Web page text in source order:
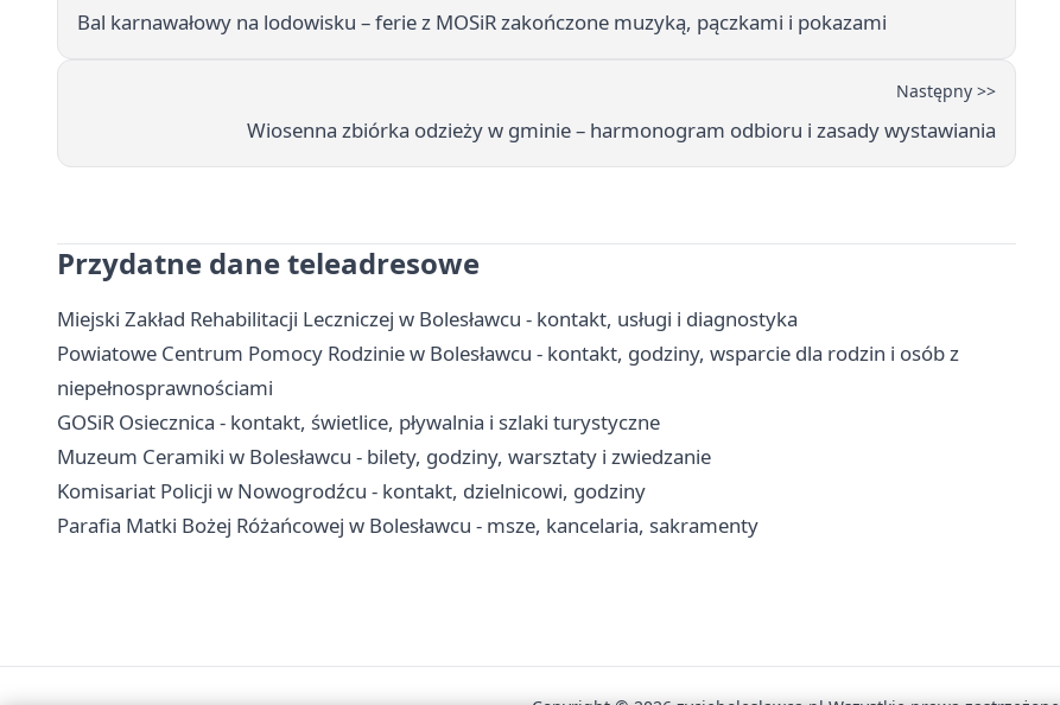
Bal karnawałowy na lodowisku – ferie z MOSiR zakończone muzyką, pączkami i pokazami
Następny >>
Wiosenna zbiórka odzieży w gminie – harmonogram odbioru i zasady wystawiania
Przydatne dane teleadresowe
Miejski Zakład Rehabilitacji Leczniczej w Bolesławcu - kontakt, usługi i diagnostyka
Powiatowe Centrum Pomocy Rodzinie w Bolesławcu - kontakt, godziny, wsparcie dla rodzin i osób z
niepełnosprawnościami
GOSiR Osiecznica - kontakt, świetlice, pływalnia i szlaki turystyczne
Muzeum Ceramiki w Bolesławcu - bilety, godziny, warsztaty i zwiedzanie
Komisariat Policji w Nowogrodźcu - kontakt, dzielnicowi, godziny
Parafia Matki Bożej Różańcowej w Bolesławcu - msze, kancelaria, sakramenty